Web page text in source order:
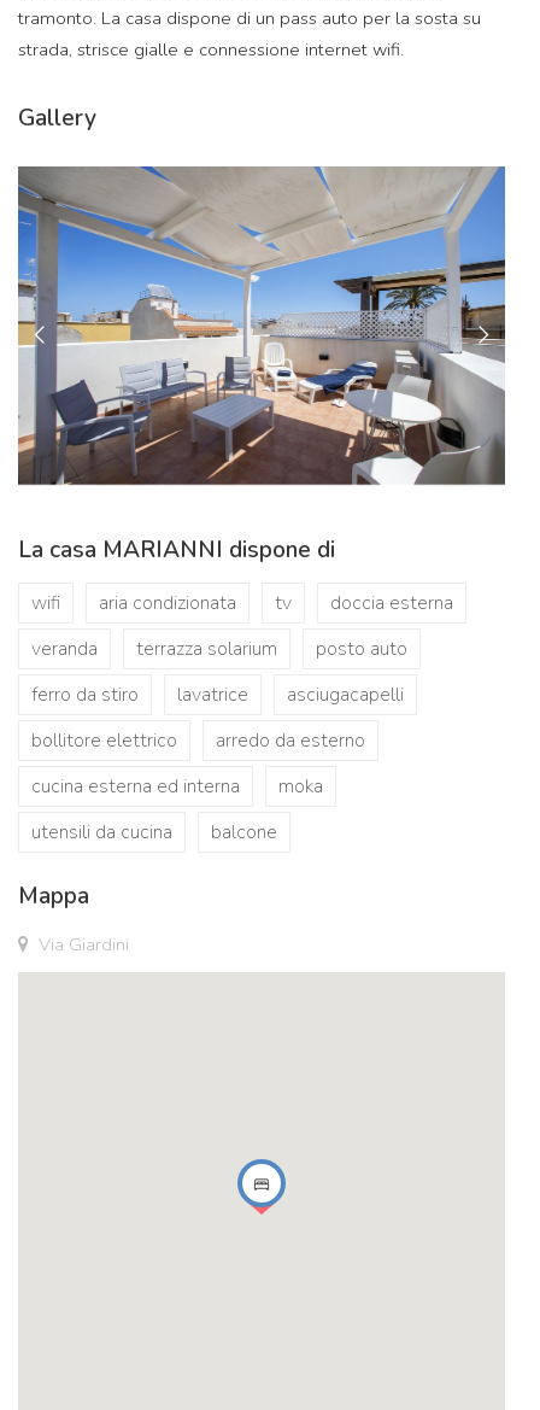
tramonto. La casa dispone di un pass auto per la sosta su
strada, strisce gialle e connessione internet wifi.
Gallery
La casa MARIANNI dispone di
wifi aria condizionata tv
doccia esterna
veranda
terrazza solarium
posto auto
ferro da stiro
lavatrice
asciugacapelli
bollitore elettrico
arredo da esterno
cucina esterna ed interna
moka
utensili da cucina
balcone
Mappa
Via Giardini